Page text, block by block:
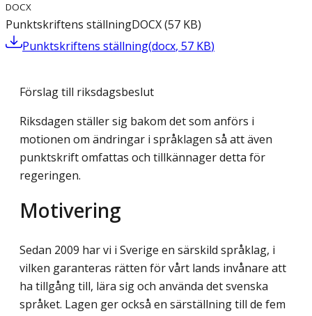
DOCX
Punktskriftens ställningDOCX(57 KB)
Punktskriftens ställning(docx, 57 KB)
Förslag till riksdagsbeslut
Riksdagen ställer sig bakom det som anförs i
motionen om ändringar i språklagen så att även
punktskrift omfattas och tillkännager detta för
regeringen.
Motivering
Sedan 2009 har vi i Sverige en särskild språklag, i
vilken garanteras rätten för vårt lands invånare att
ha tillgång till, lära sig och använda det svenska
språket. Lagen ger också en särställning till de fem